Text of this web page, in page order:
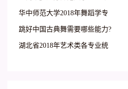
艺术类招生简章
华中师范大学2018年舞蹈学专
业招生简章 报名时间1月22
跳好中国古典舞需要哪些能力?
湖北省2018年艺术类各专业统